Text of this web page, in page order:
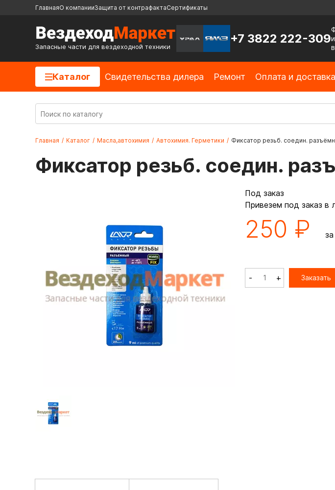
ГлавнаяО компанииЗащита от контрафактаСертификаты
Запасные части для вездеходной техники
+7 3822 222-309и
Каталог Cвидетельства дилера Ремонт Оплата и доставка
Главная / Каталог / Масла,автохимия / Автохимия. Герметики / Фиксатор резьб. соедин.
Фиксатор резьб. соедин.
Под заказ
Привезем под заказ в
250 ₽
- + Заказать